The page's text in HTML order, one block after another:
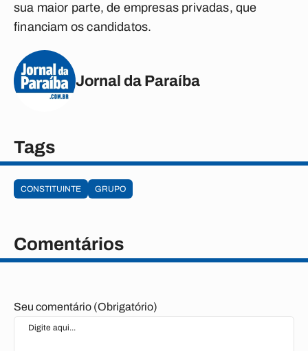
sua maior parte, de empresas privadas, que
financiam os candidatos.
Jornal da Paraíba
Tags
CONSTITUINTE GRUPO
Comentários
Seu comentário (Obrigatório)